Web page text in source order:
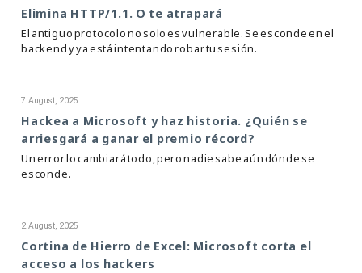
Elimina HTTP/1.1. O te atrapará
El antiguo protocolo no solo es vulnerable. Se esconde en el
backend y ya está intentando robar tu sesión.
7 August, 2025
Hackea a Microsoft y haz historia. ¿Quién se
arriesgará a ganar el premio récord?
Un error lo cambiará todo, pero nadie sabe aún dónde se
esconde.
2 August, 2025
Cortina de Hierro de Excel: Microsoft corta el
acceso a los hackers